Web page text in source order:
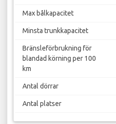
Max bålkapacitet
Minsta trunkkapacitet
Bränsleförbrukning för
blandad körning per 100
km
Antal dörrar
Antal platser